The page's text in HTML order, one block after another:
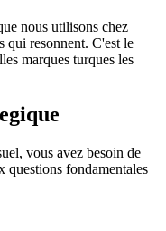
nous utilisons chez
qui resonnent. C'est le
marques turques les
vous avez besoin de
questions fondamentales